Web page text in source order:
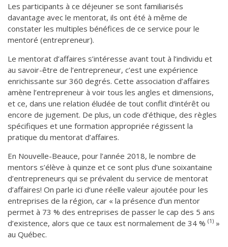
Les participants à ce déjeuner se sont familiarisés
davantage avec le mentorat, ils ont été à même de
constater les multiples bénéfices de ce service pour le
mentoré (entrepreneur).
Le mentorat d’affaires s’intéresse avant tout à l’individu et
au savoir-être de l’entrepreneur, c’est une expérience
enrichissante sur 360 degrés. Cette association d’affaires
amène l’entrepreneur à voir tous les angles et dimensions,
et ce, dans une relation éludée de tout conflit d’intérêt ou
encore de jugement. De plus, un code d’éthique, des règles
spécifiques et une formation appropriée régissent la
pratique du mentorat d’affaires.
En Nouvelle-Beauce, pour l’année 2018, le nombre de
mentors s’élève à quinze et ce sont plus d’une soixantaine
d’entrepreneurs qui se prévalent du service de mentorat
d’affaires! On parle ici d’une réelle valeur ajoutée pour les
entreprises de la région, car « la présence d’un mentor
permet à 73 % des entreprises de passer le cap des 5 ans
d’existence, alors que ce taux est normalement de 34 % (1) »
au Québec.